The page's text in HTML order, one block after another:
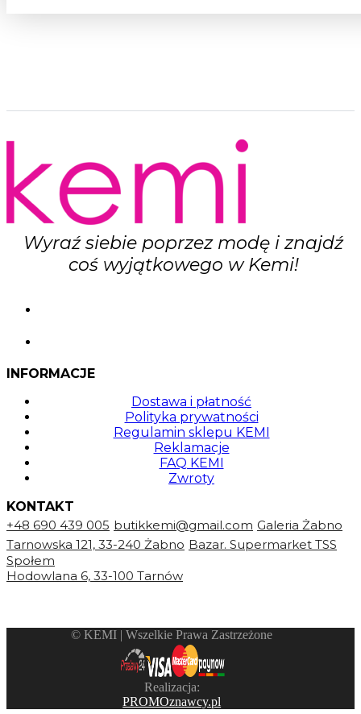
Wyraź siebie poprzez modę i znajdź
coś wyjątkowego w Kemi!
INFORMACJE
Dostawa i płatność
Polityka prywatności
Regulamin sklepu KEMI
Reklamacje
FAQ KEMI
Zwroty
KONTAKT
+48 690 439 005 butikkemi@gmail.com Galeria Żabno
Tarnowska 121, 33-240 Żabno Bazar. Supermarket TSS
Społem
Hodowlana 6, 33-100 Tarnów
©️ KEMI | Wszelkie Prawa Zastrzeżone
Realizacja:
PROMOznawcy.pl